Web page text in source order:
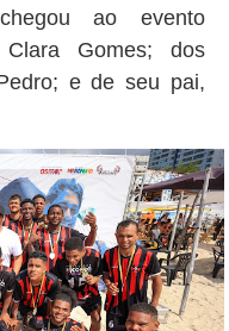
ao evento
Gomes; dos
e de seu pai,